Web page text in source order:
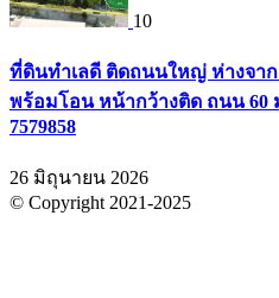
10
ที่ดินทำเลดี ติดถนนใหญ่ ห่างจาก
พร้อมโอน หน้ากว้างติด ถนน 60
7579858
26 มิถุนายน 2026
© Copyright 2021-2025